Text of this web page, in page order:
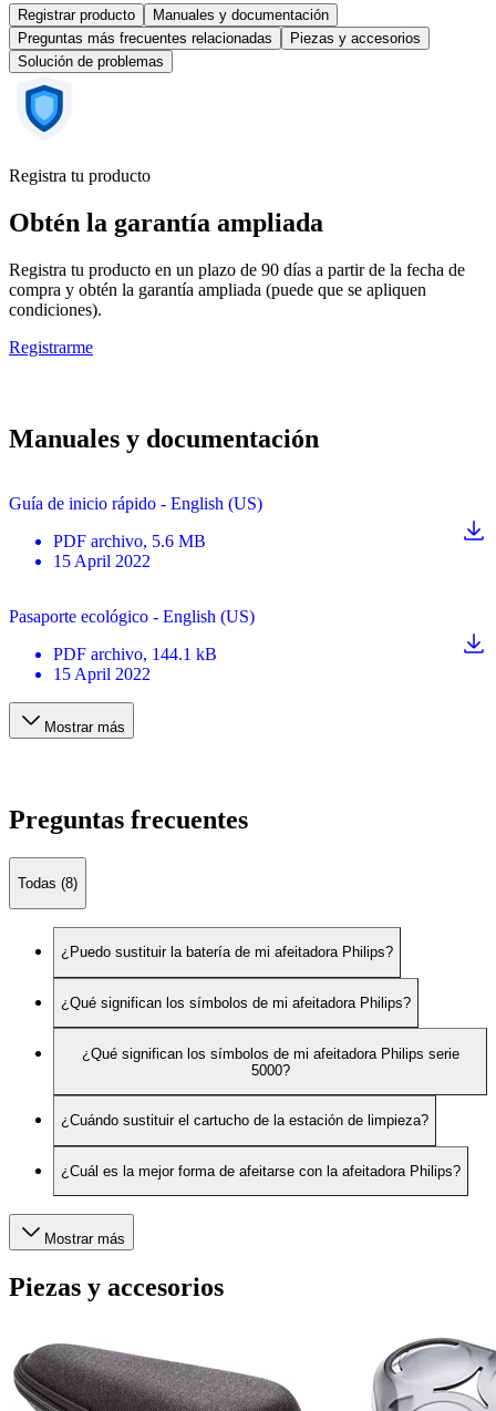
Registrar producto
Manuales y documentación
Preguntas más frecuentes relacionadas
Piezas y accesorios
Solución de problemas
Registra tu producto
Obtén la garantía ampliada
Registra tu producto en un plazo de 90 días a partir de la fecha de
compra y obtén la garantía ampliada (puede que se apliquen
condiciones).
Registrarme
Manuales y documentación
Guía de inicio rápido - English (US)
PDF archivo, 5.6 MB
15 April 2022
Pasaporte ecológico - English (US)
PDF archivo, 144.1 kB
15 April 2022
Mostrar más
Preguntas frecuentes
Todas (8)
¿Puedo sustituir la batería de mi afeitadora Philips?
¿Qué significan los símbolos de mi afeitadora Philips?
¿Qué significan los símbolos de mi afeitadora Philips serie
5000?
¿Cuándo sustituir el cartucho de la estación de limpieza?
¿Cuál es la mejor forma de afeitarse con la afeitadora Philips?
Mostrar más
Piezas y accesorios